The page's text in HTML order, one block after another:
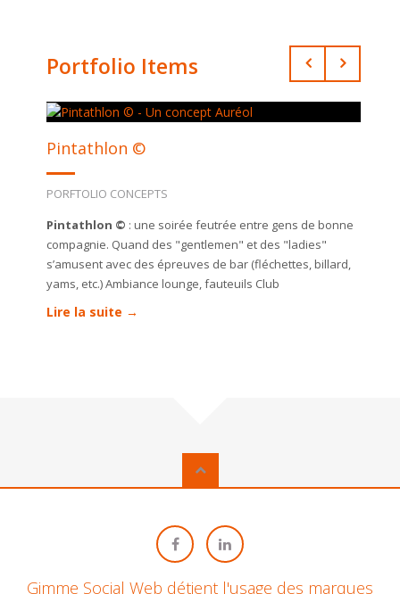
Portfolio Items
Pintathlon ©
PORFTOLIO CONCEPTS
Pintathlon © : une soirée feutrée entre gens de bonne
compagnie. Quand des "gentlemen" et des "ladies"
s’amusent avec des épreuves de bar (fléchettes, billard,
yams, etc.) Ambiance lounge, fauteuils Club
Lire la suite →
Gimme Social Web détient l'usage des marques